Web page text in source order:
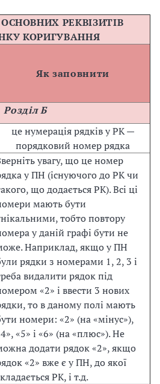
РЕКВІЗИТІВ
КОРИГУВАННЯ
Як заповнити
Розділ Б
це нумерація рядків у РК —
порядковий номер рядка
увагу, що це номер
у ПН (існуючого до РК чи
що додається РК). Всі ці
мають бути
тобто повтору
у даній графі бути не
Наприклад, якщо у ПН
рядки з номерами 1, 2, 3 і
видалити рядок під
«2» і ввести 3 нових
то в даному полі мають
номери: «2» (на «мінус»),
«5» і «6» (на «плюс»). Не
додати рядок «2», якщо
«2» вже є у ПН, до якої
РК, і т.д.